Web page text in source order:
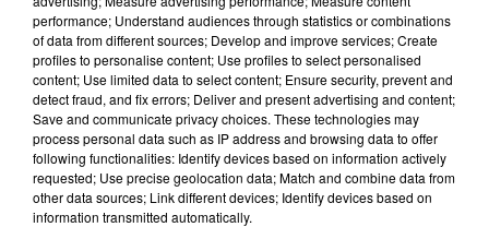
performance; Understand audiences through statistics or combinations
of data from different sources; Develop and improve services; Create
profiles to personalise content; Use profiles to select personalised
content; Use limited data to select content; Ensure security, prevent and
detect fraud, and fix errors; Deliver and present advertising and content;
Save and communicate privacy choices. These technologies may
process personal data such as IP address and browsing data to offer
following functionalities: Identify devices based on information actively
requested; Use precise geolocation data; Match and combine data from
other data sources; Link different devices; Identify devices based on
information transmitted automatically.